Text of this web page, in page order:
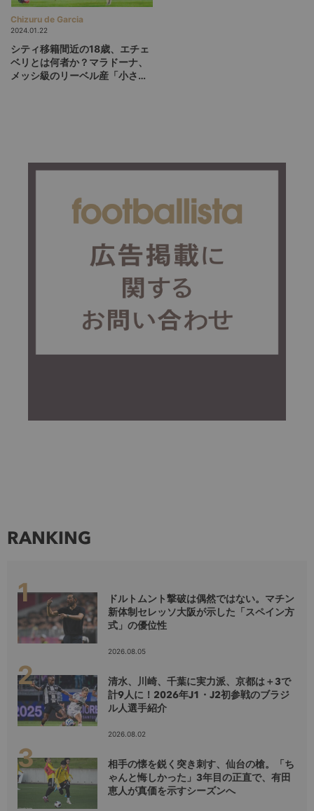
Chizuru de Garcia
2024.01.22
シティ移籍間近の18歳、エチェ
ベリとは何者か？マラドーナ、
メッシ級のリーベル産「小さな
RANKING
ドルトムント撃破は偶然ではない。マチン
新体制セレッソ大阪が示した「スペイン方
式」の優位性
2026.08.05
清水、川崎、千葉に実力派、京都は＋3で
計9人に！2026年J1・J2初参戦のブラジ
ル人選手紹介
2026.08.02
相手の懐を鋭く突き刺す、仙台の槍。「ち
ゃんと悔しかった」3年目の正直で、有田
恵人が真価を示すシーズンへ